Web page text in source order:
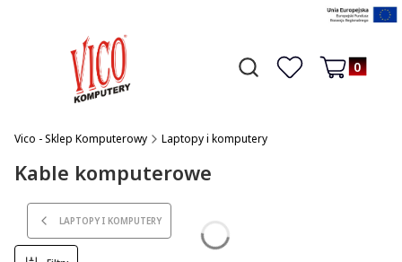
Otwórz wyszukiwarkę
Czego szukasz?Ulubione
Produkty w
Koszyk
Vico - Sklep Komputerowy Laptopy i komputery
Kable komputerowe
LAPTOPY I KOMPUTERY